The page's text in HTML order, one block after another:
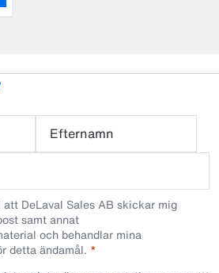
Efternamn
DeLaval Sales AB skickar mig
samt annat
och behandlar mina
detta ändamål.